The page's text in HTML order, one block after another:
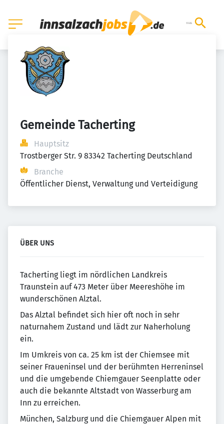
Gemeinde Tacherting
Hauptsitz
Trostberger Str. 9 83342 Tacherting Deutschland
Branche
Öffentlicher Dienst, Verwaltung und Verteidigung
ÜBER UNS
Tacherting liegt im nördlichen Landkreis
Traunstein auf 473 Meter über Meereshöhe im
wunderschönen Alztal.
Das Alztal befindet sich hier oft noch in sehr
naturnahem Zustand und lädt zur Naherholung
ein.
Im Umkreis von ca. 25 km ist der Chiemsee mit
seiner Fraueninsel und der berühmten Herreninsel
und die umgebende Chiemgauer Seenplatte oder
auch die bekannte Altstadt von Wasserburg am
Inn zu erreichen.
München, Salzburg und die Chiemgauer Alpen mit